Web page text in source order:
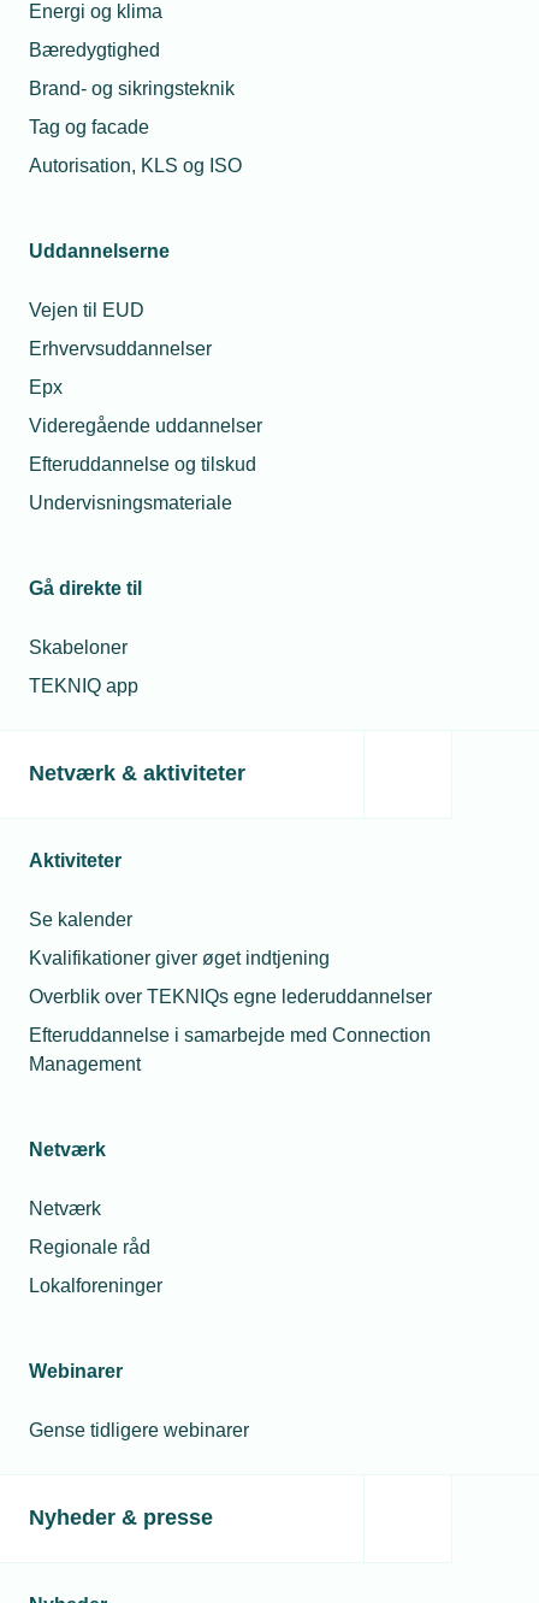
Energi og klima
Bæredygtighed
Brand- og sikringsteknik
Tag og facade
Autorisation, KLS og ISO
Uddannelserne
Vejen til EUD
Erhvervsuddannelser
Epx
Videregående uddannelser
Efteruddannelse og tilskud
Undervisningsmateriale
Gå direkte til
Skabeloner
TEKNIQ app
Netværk & aktiviteter
Aktiviteter
Se kalender
Kvalifikationer giver øget indtjening
Overblik over TEKNIQs egne lederuddannelser
Efteruddannelse i samarbejde med Connection
Management
Netværk
Netværk
Regionale råd
Lokalforeninger
Webinarer
Gense tidligere webinarer
Nyheder & presse